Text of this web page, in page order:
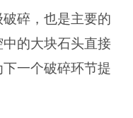
碎，也是主要的
的大块石头直接
一个破碎环节提